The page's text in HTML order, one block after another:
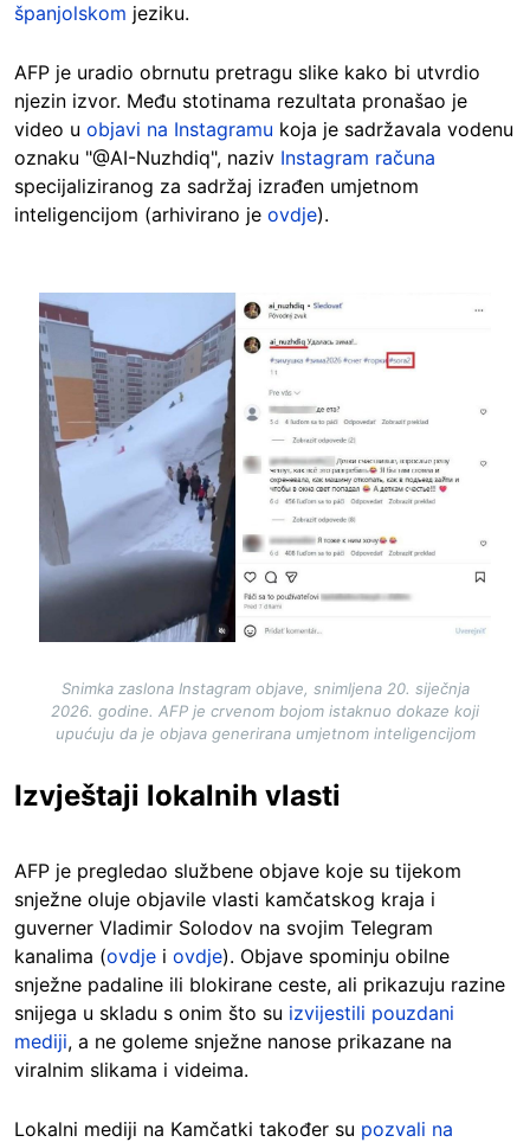
španjolskom jeziku.
AFP je uradio obrnutu pretragu slike kako bi utvrdio
njezin izvor. Među stotinama rezultata pronašao je
video u objavi na Instagramu koja je sadržavala vodenu
oznaku "@AI-Nuzhdiq", naziv Instagram računa
specijaliziranog za sadržaj izrađen umjetnom
inteligencijom (arhivirano je ovdje).
Image
Snimka zaslona Instagram objave, snimljena 20. siječnja
2026. godine. AFP je crvenom bojom istaknuo dokaze koji
upućuju da je objava generirana umjetnom inteligencijom
Izvještaji lokalnih vlasti
AFP je pregledao službene objave koje su tijekom
snježne oluje objavile vlasti kamčatskog kraja i
guverner Vladimir Solodov na svojim Telegram
kanalima (ovdje i ovdje). Objave spominju obilne
snježne padaline ili blokirane ceste, ali prikazuju razine
snijega u skladu s onim što su izvijestili pouzdani
mediji, a ne goleme snježne nanose prikazane na
viralnim slikama i videima.
Lokalni mediji na Kamčatki također su pozvali na